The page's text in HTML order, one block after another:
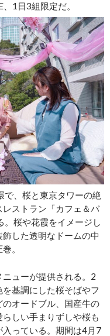
1日3組限定だ。
、桜と東京タワーの絶
ストラン「カフェ＆バ
。桜や花霞をイメージし
した透明なドームの中
。
ューが提供される。2
基調にした桜そばやフ
オードブル、国産牛の
しい手まりずしや桜も
っている。期間は4月7